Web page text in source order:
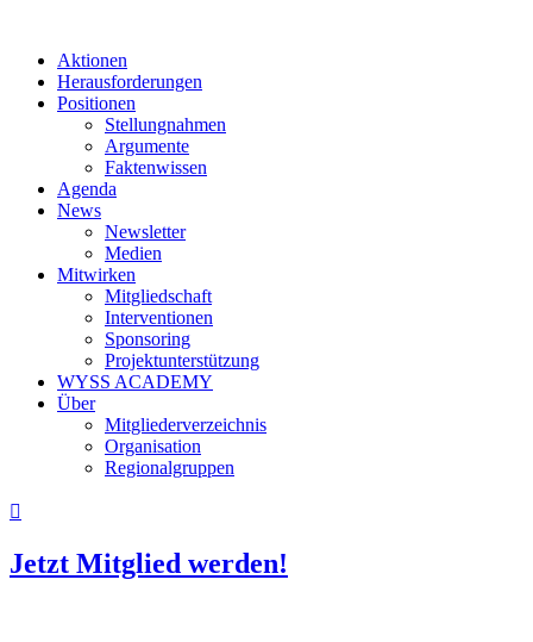
Aktionen
Herausforderungen
Positionen
Stellungnahmen
Argumente
Faktenwissen
Agenda
News
Newsletter
Medien
Mitwirken
Mitgliedschaft
Interventionen
Sponsoring
Projektunterstützung
WYSS ACADEMY
Über
Mitgliederverzeichnis
Organisation
Regionalgruppen

Jetzt Mitglied werden!